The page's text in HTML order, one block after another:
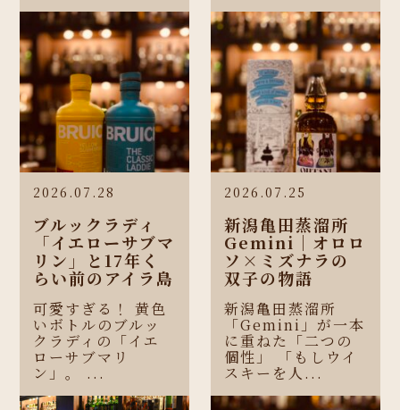
2026.07.28
ブルックラディ
「イエローサブマ
リン」と17年く
らい前のアイラ島
可愛すぎる！ 黄色
いボトルのブルッ
クラディの「イエ
ローサブマリ
ン」。 ...
2026.07.25
新潟亀田蒸溜所
Gemini｜オロロ
ソ×ミズナラの
双子の物語
新潟亀田蒸溜所
「Gemini」が一本
に重ねた「二つの
個性」 「もしウイ
スキーを人...